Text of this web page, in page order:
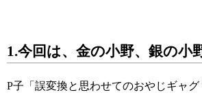
1.今回は、金の小野、銀の小
P子「誤変換と思わせてのおやじギャグ